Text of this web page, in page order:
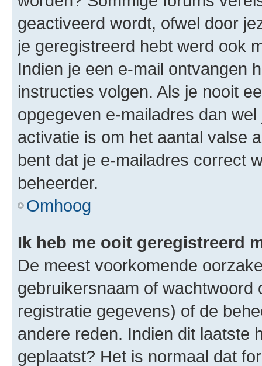
geactiveerd wordt, ofwel door
je geregistreerd hebt werd ook
Indien je een e-mail ontvangen
instructies volgen. Als je nooit
opgegeven e-mailadres dan
activatie is om het aantal valse
bent dat je e-mailadres correct
beheerder.
Omhoog
Ik heb me ooit geregistreerd
De meest voorkomende
gebruikersnaam of wachtwoord
registratie gegevens) of de
andere reden. Indien dit laatste
geplaatst? Het is normaal dat